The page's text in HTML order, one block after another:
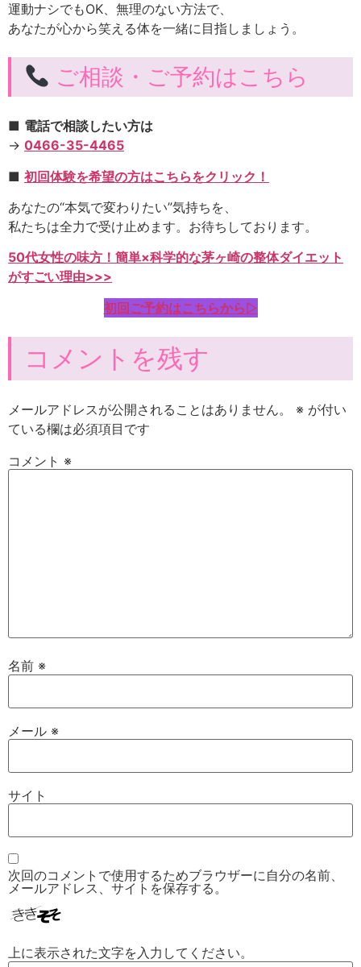
運動ナシでもOK、無理のない方法で、
あなたが心から笑える体を一緒に目指しましょう。
ご相談・ご予約はこちら
■ 電話で相談したい方は
→ 0466-35-4465
■ 初回体験を希望の方はこちらをクリック！
あなたの“本気で変わりたい”気持ちを、
私たちは全力で受け止めます。お待ちしております。
50代女性の味方！簡単×科学的な茅ヶ崎の整体ダイエット
がすごい理由>>>
初回ご予約はこちらから▷
コメントを残す
メールアドレスが公開されることはありません。 ※ が付い
ている欄は必須項目です
コメント ※
名前 ※
メール ※
サイト
次回のコメントで使用するためブラウザーに自分の名前、
メールアドレス、サイトを保存する。
上に表示された文字を入力してください。